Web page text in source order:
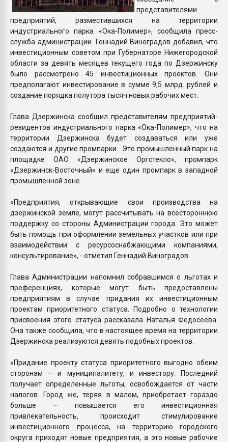
представителями
предприятий, разместившихся на территории
индустриального парка «Ока-Полимер», сообщила пресс-
служба администрации. Геннадий Виноградов добавил, что
инвестиционным советом при Губернаторе Нижегородской
области за девять месяцев текущего года по Дзержинску
было рассмотрено 45 инвестиционных проектов. Они
предполагают инвестирование в сумме 9,5 млрд. рублей и
создание порядка полутора тысяч новых рабочих мест.
Глава Дзержинска сообщил представителям предприятий-
резидентов индустриального парка «Ока-Полимер», что на
территории Дзержинска будет создаваться или уже
создаются и другие промпарки. Это промышленный парк на
площадке ОАО «Дзержинское Оргстекло», промпарк
«Дзержинск-Восточный» и еще один промпарк в западной
промышленной зоне.
«Предприятия, открывающие свои производства на
дзержинской земле, могут рассчитывать на всестороннюю
поддержку со стороны Администрации города. Это может
быть помощь при оформлении земельных участков или при
взаимодействии с ресурсоснабжающими компаниями,
консультирование», - отметил Геннадий Виноградов.
Глава Администрации напомнил собравшимся о льготах и
преференциях, которые могут быть предоставлены
предприятиям в случае придания их инвестиционным
проектам приоритетного статуса. Подробно о технологии
присвоения этого статуса рассказала Наталья Федосеева.
Она также сообщила, что в настоящее время на территории
Дзержинска реализуются девять подобных проектов.
«Придание проекту статуса приоритетного выгодно обеим
сторонам – и муниципалитету, и инвестору. Последний
получает определенные льготы, освобождается от части
налогов. Город же, теряя в малом, приобретает гораздо
больше – повышается его инвестиционная
привлекательность, происходит стимулирование
инвестиционного процесса, на территорию городского
округа приходят новые предприятия, а это новые рабочие